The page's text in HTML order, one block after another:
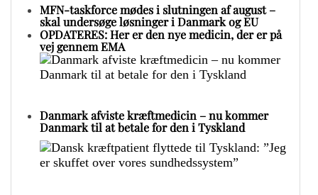
MFN-taskforce mødes i slutningen af august –
skal undersøge løsninger i Danmark og EU
OPDATERES: Her er den nye medicin, der er på
vej gennem EMA
Danmark afviste kræftmedicin – nu kommer
Danmark til at betale for den i Tyskland